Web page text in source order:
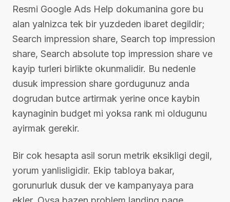
Resmi Google Ads Help dokumanina gore bu
alan yalnizca tek bir yuzdeden ibaret degildir;
Search impression share, Search top impression
share, Search absolute top impression share ve
kayip turleri birlikte okunmalidir. Bu nedenle
dusuk impression share gordugunuz anda
dogrudan butce artirmak yerine once kaybin
kaynaginin budget mi yoksa rank mi oldugunu
ayirmak gerekir.
Bir cok hesapta asil sorun metrik eksikligi degil,
yorum yanlisligidir. Ekip tabloya bakar,
gorunurluk dusuk der ve kampanyaya para